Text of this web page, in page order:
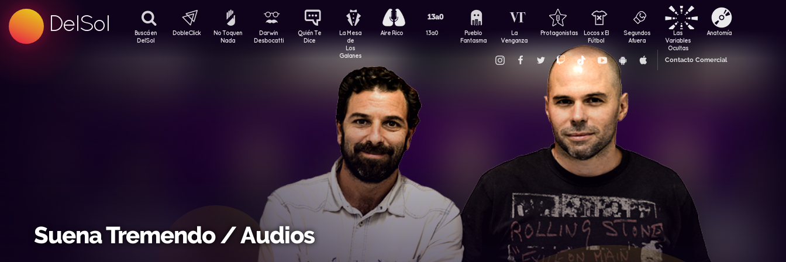
DelSol
99.5 FM
Buscá en
DelSol
DobleClick
No Toquen
Nada
Darwin
Desbocatti
Quién Te
Dice
La Mesa
de
Los
Galanes
Aire Rico 13a0
Pueblo
Fantasma
La
Venganza
Protagonistas
Locos x El
Fútbol
Segundos
Afuera
Las
Variables
Ocultas
Anatomía
Contacto Comercial
Suena Tremendo / Audios